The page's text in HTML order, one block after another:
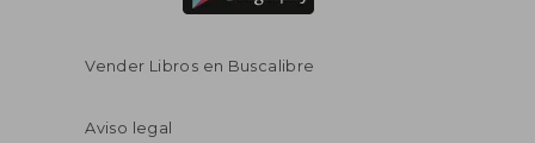
Vender Libros en Buscalibre
Aviso legal